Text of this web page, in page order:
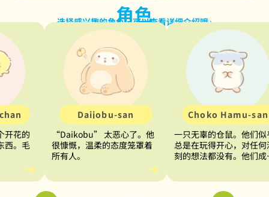
角色
选择感兴趣的角色，可以查看详细介绍哦♪
开花的
西。毛
Daijobu-san
“Daikobu” 太恶心了。他
很慷慨，温柔的态度笼罩着
所有人。
Choko Hamu-san
一只无辜的仓鼠。他们似
总是在玩得开心，对任何
刻的想法都没有。他们成